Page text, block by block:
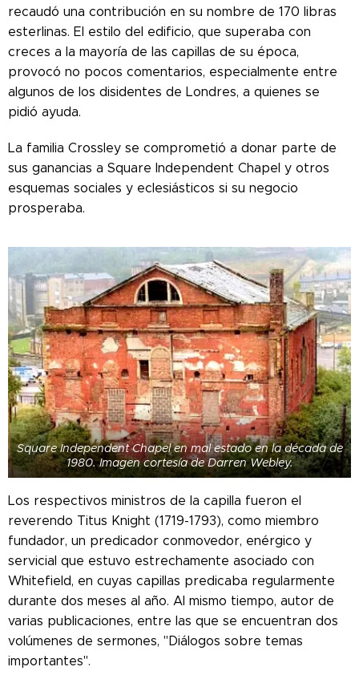
recaudó una contribución en su nombre de 170 libras
esterlinas. El estilo del edificio, que superaba con
creces a la mayoría de las capillas de su época,
provocó no pocos comentarios, especialmente entre
algunos de los disidentes de Londres, a quienes se
pidió ayuda.
La familia Crossley se comprometió a donar parte de
sus ganancias a Square Independent Chapel y otros
esquemas sociales y eclesiásticos si su negocio
prosperaba.
Square Independent Chapel en mal estado en la década de
1980. Imagen cortesía de Darren Webley.
Los respectivos ministros de la capilla fueron el
reverendo Titus Knight (1719-1793), como miembro
fundador, un predicador conmovedor, enérgico y
servicial que estuvo estrechamente asociado con
Whitefield, en cuyas capillas predicaba regularmente
durante dos meses al año. Al mismo tiempo, autor de
varias publicaciones, entre las que se encuentran dos
volúmenes de sermones, "Diálogos sobre temas
importantes".
Retrato de
Titus Knight
(1719-1793),
ministro
independiente
inglés de